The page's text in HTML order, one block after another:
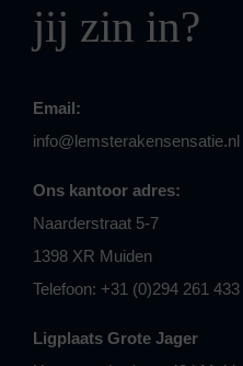
jij zin in?
Email:
info@lemsterakensensatie.nl
Ons kantoor adres:
Naarderstraat 5-7
1398 XR Muiden
Telefoon: +31 (0)294 261 433
Ligplaats Grote Jager